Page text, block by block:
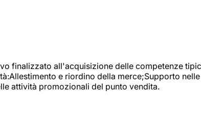
finalizzato all'acquisizione delle competenze
e riordino della merce;Supporto
attività promozionali del punto vendita.